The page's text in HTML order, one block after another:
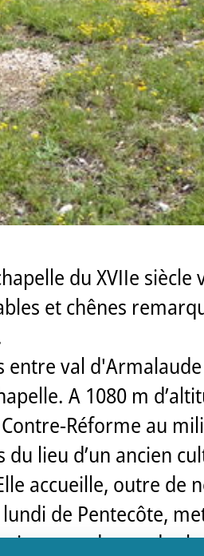
du XVIIe
et chênes
val
A 1080 m
Réforme au
lieu d’un ancien
accueille, outre de
de Pentecôte,
pour demander